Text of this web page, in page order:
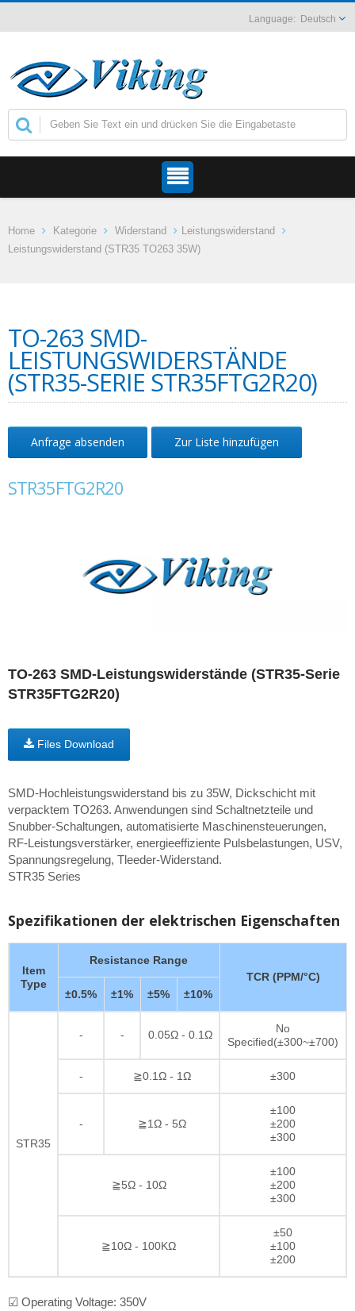
Deutsch
Home Kategorie Widerstand
Leistungswiderstand
Leistungswiderstand (STR35 TO263 35W)
TO-263 SMD-
LEISTUNGSWIDERSTÄNDE
(STR35-SERIE STR35FTG2R20)
Anfrage absenden Zur Liste hinzufügen
STR35FTG2R20
TO-263 SMD-Leistungswiderstände (STR35-Serie
STR35FTG2R20)
Files Download
SMD-Hochleistungswiderstand bis zu 35W, Dickschicht mit
verpacktem TO263. Anwendungen sind Schaltnetzteile und
Snubber-Schaltungen, automatisierte Maschinensteuerungen,
RF-Leistungsverstärker, energieeffiziente Pulsbelastungen, USV,
Spannungsregelung, Tleeder-Widerstand.
STR35 Series
Spezifikationen der elektrischen Eigenschaften
Item
Type
Resistance Range
TCR (PPM/°C)
±0.5%
±1% ±5% ±10%
STR35
- - 0.05Ω - 0.1Ω
No
Specified(±300~±700)
- ≧0.1Ω - 1Ω ±300
- ≧1Ω - 5Ω
±100
±200
±300
≧5Ω - 10Ω
±100
±200
±300
≧10Ω - 100KΩ
±50
±100
±200
☑ Operating Voltage: 350V